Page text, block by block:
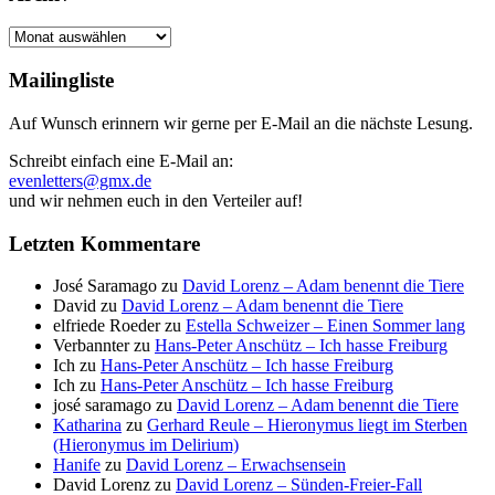
Archiv
Mailingliste
Auf Wunsch erinnern wir gerne per E-Mail an die nächste Lesung.
Schreibt einfach eine E-Mail an:
evenletters@gmx.de
und wir nehmen euch in den Verteiler auf!
Letzten Kommentare
José Saramago zu David Lorenz – Adam benennt die Tiere
David zu David Lorenz – Adam benennt die Tiere
elfriede Roederzu Estella Schweizer – Einen Sommer lang
Verbannterzu Hans-Peter Anschütz – Ich hasse Freiburg
Ich zu Hans-Peter Anschütz – Ich hasse Freiburg
Ich zu Hans-Peter Anschütz – Ich hasse Freiburg
josé saramago zu David Lorenz – Adam benennt die Tiere
Katharina zu Gerhard Reule – Hieronymus liegt im Sterben
(Hieronymus im Delirium)
Hanife zu David Lorenz – Erwachsensein
David Lorenz zu David Lorenz – Sünden-Freier-Fall